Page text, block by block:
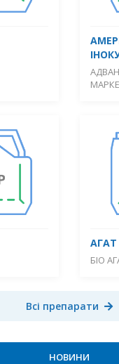
АГАТ
БІО
Всі препарати
НОВИНИ